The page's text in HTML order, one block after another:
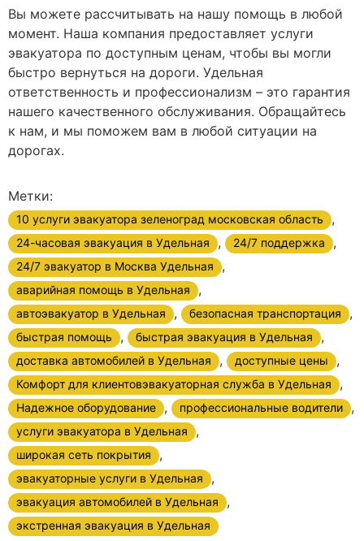
Вы можете рассчитывать на нашу помощь в любой
момент. Наша компания предоставляет услуги
эвакуатора по доступным ценам, чтобы вы могли
быстро вернуться на дороги. Удельная
ответственность и профессионализм – это гарантия
нашего качественного обслуживания. Обращайтесь
к нам, и мы поможем вам в любой ситуации на
дорогах.
Метки:
10 услуги эвакуатора зеленоград московская область ,
24-часовая эвакуация в Удельная , 24/7 поддержка ,
24/7 эвакуатор в Москва Удельная ,
аварийная помощь в Удельная ,
автоэвакуатор в Удельная , безопасная транспортация ,
быстрая помощь , быстрая эвакуация в Удельная ,
доставка автомобилей в Удельная , доступные цены ,
Комфорт для клиентовэвакуаторная служба в Удельная ,
Надежное оборудование , профессиональные водители ,
услуги эвакуатора в Удельная ,
широкая сеть покрытия ,
эвакуаторные услуги в Удельная ,
эвакуация автомобилей в Удельная ,
экстренная эвакуация в Удельная